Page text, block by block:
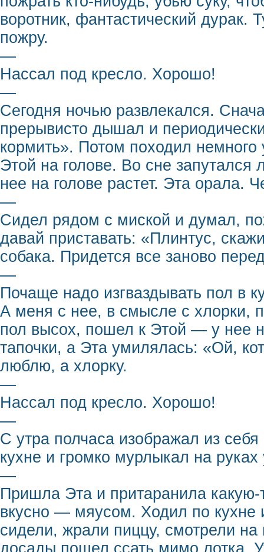
воротник, фантастический дурак.
пожру.
—
Нассал под кресло. Хорошо!
—
Сегодня ночью развлекался.
прерывисто дышал и
кормить». Потом походил
Этой на голове. Во сне
нее на голове растет. Эта орала.
—
Сидел рядом с миской и думал,
давай приставать: «Плинтус,
собака. Придется все заново
—
Почаще надо изгваздывать пол в
А меня с нее, в смысле с хлорки,
пол высох, пошел к Этой — у нее
тапочки, а Эта умилялась: «Ой,
люблю, а хлорку.
—
Нассал под кресло. Хорошо!
—
С утра полчаса изображал из
кухне и громко мурлыкал на
—
Пришла Эта и притаранила
вкусно — мяусом. Ходил по кухне
сидели, жрали пиццу, смотрели
досады пошел ссать мимо лотка.